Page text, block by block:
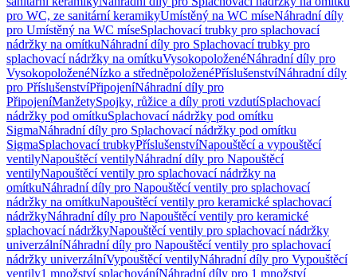
pro WC, ze sanitární keramikyUmístěný na WC míseNáhradní díly
pro Umístěný na WC míseSplachovací trubky pro splachovací
nádržky na omítkuNáhradní díly pro Splachovací trubky pro
splachovací nádržky na omítkuVysokopoloženéNáhradní díly pro
VysokopoloženéNízko a středněpoloženéPříslušenstvíNáhradní díly
pro PříslušenstvíPřipojeníNáhradní díly pro
PřipojeníManžetySpojky, růžice a díly proti vzdutíSplachovací
nádržky pod omítkuSplachovací nádržky pod omítku
SigmaNáhradní díly pro Splachovací nádržky pod omítku
SigmaSplachovací trubkyPříslušenstvíNapouštěcí a vypouštěcí
ventilyNapouštěcí ventilyNáhradní díly pro Napouštěcí
ventilyNapouštěcí ventily pro splachovací nádržky na
omítkuNáhradní díly pro Napouštěcí ventily pro splachovací
nádržky na omítkuNapouštěcí ventily pro keramické splachovací
nádržkyNáhradní díly pro Napouštěcí ventily pro keramické
splachovací nádržkyNapouštěcí ventily pro splachovací nádržky
univerzálníNáhradní díly pro Napouštěcí ventily pro splachovací
nádržky univerzálníVypouštěcí ventilyNáhradní díly pro Vypouštěcí
ventily1 množství splachováníNáhradní díly pro 1 množství